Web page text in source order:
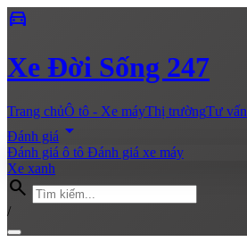
directions_car
Xe Đời Sống 247
Trang chủÔ tô - Xe máyThị trườngTư vấn
Đánh giá arrow_drop_down
Đánh giá ô tô Đánh giá xe máy
Xe xanh
search
/